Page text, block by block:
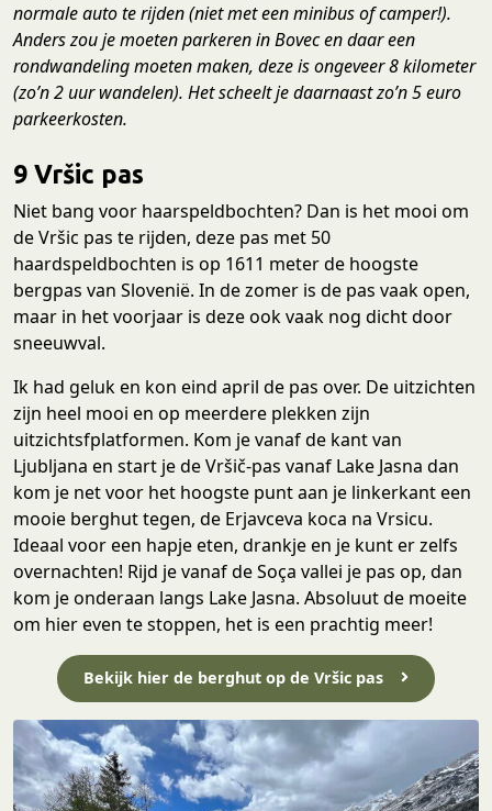
normale auto te rijden (niet met een minibus of camper!).
Anders zou je moeten parkeren in Bovec en daar een
rondwandeling moeten maken, deze is ongeveer 8 kilometer
(zo’n 2 uur wandelen). Het scheelt je daarnaast zo’n 5 euro
parkeerkosten.
9 Vršic pas
Niet bang voor haarspeldbochten? Dan is het mooi om
de Vršic pas te rijden, deze pas met 50
haardspeldbochten is op 1611 meter de hoogste
bergpas van Slovenië. In de zomer is de pas vaak open,
maar in het voorjaar is deze ook vaak nog dicht door
sneeuwval.
Ik had geluk en kon eind april de pas over. De uitzichten
zijn heel mooi en op meerdere plekken zijn
uitzichtsfplatformen. Kom je vanaf de kant van
Ljubljana en start je de Vršič-pas vanaf Lake Jasna dan
kom je net voor het hoogste punt aan je linkerkant een
mooie berghut tegen, de Erjavceva koca na Vrsicu.
Ideaal voor een hapje eten, drankje en je kunt er zelfs
overnachten! Rijd je vanaf de Soça vallei je pas op, dan
kom je onderaan langs Lake Jasna. Absoluut de moeite
om hier even te stoppen, het is een prachtig meer!
Bekijk hier de berghut op de Vršic pas